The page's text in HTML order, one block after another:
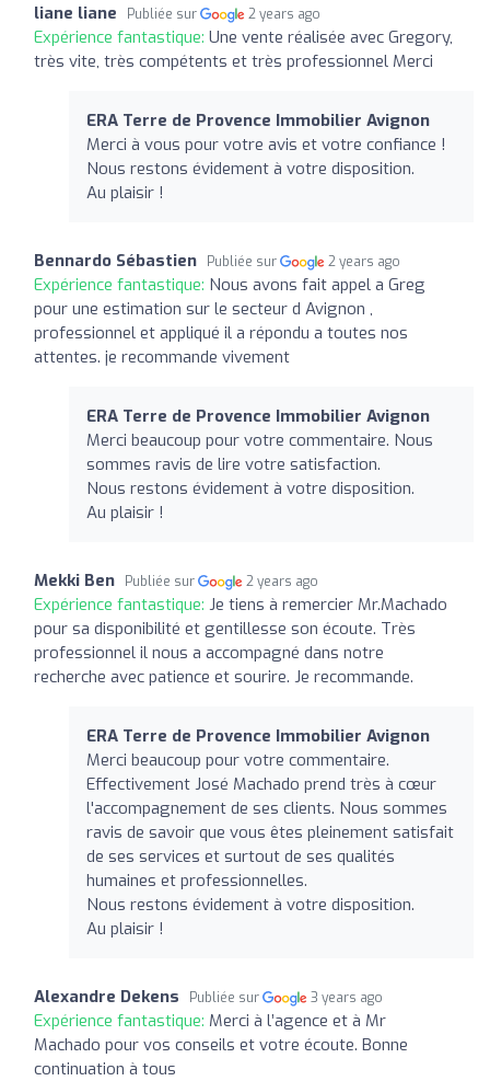
liane liane Publiée sur 2 years ago
Expérience fantastique: Une vente réalisée avec Gregory,
très vite, très compétents et très professionnel Merci
ERA Terre de Provence Immobilier Avignon
Merci à vous pour votre avis et votre confiance !
Nous restons évidement à votre disposition.
Au plaisir !
Bennardo Sébastien Publiée sur 2 years ago
Expérience fantastique: Nous avons fait appel a Greg
pour une estimation sur le secteur d Avignon ,
professionnel et appliqué il a répondu a toutes nos
attentes. je recommande vivement
ERA Terre de Provence Immobilier Avignon
Merci beaucoup pour votre commentaire. Nous
sommes ravis de lire votre satisfaction.
Nous restons évidement à votre disposition.
Au plaisir !
Mekki Ben Publiée sur 2 years ago
Expérience fantastique: Je tiens à remercier Mr.Machado
pour sa disponibilité et gentillesse son écoute. Très
professionnel il nous a accompagné dans notre
recherche avec patience et sourire. Je recommande.
ERA Terre de Provence Immobilier Avignon
Merci beaucoup pour votre commentaire.
Effectivement José Machado prend très à cœur
l'accompagnement de ses clients. Nous sommes
ravis de savoir que vous êtes pleinement satisfait
de ses services et surtout de ses qualités
humaines et professionnelles.
Nous restons évidement à votre disposition.
Au plaisir !
Alexandre Dekens Publiée sur 3 years ago
Expérience fantastique: Merci à l’agence et à Mr
Machado pour vos conseils et votre écoute. Bonne
continuation à tous